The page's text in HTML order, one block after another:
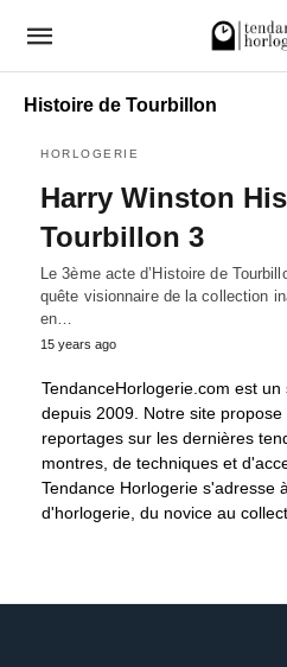
Histoire de Tourbillon
HORLOGERIE
Harry Winston
Tourbillon 3
Le 3ème acte d’Histoire de
quête visionnaire de la collection
en…
15 years ago
TendanceHorlogerie.com est
depuis 2009. Notre site
reportages sur les dernières
montres, de techniques et
Tendance Horlogerie s'adresse
d'horlogerie, du novice au